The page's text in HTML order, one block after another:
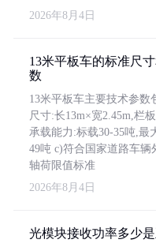
2026年8月4日
13米平板车的标准尺
数
13米平板车主要技术参数
尺寸:长13m×宽2.45m,栏
承载能力:标载30-35吨,最
49吨 c)符合国家道路车辆
轴荷限值标准
2026年8月4日
光模块接收功率多少